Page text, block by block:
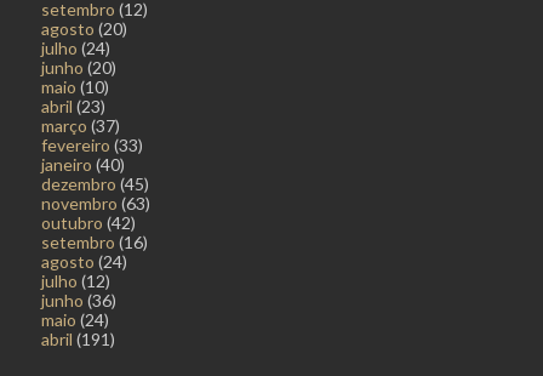
setembro (12)
agosto (20)
julho (24)
junho (20)
maio (10)
abril (23)
março (37)
fevereiro (33)
janeiro (40)
dezembro (45)
novembro (63)
outubro (42)
setembro (16)
agosto (24)
julho (12)
junho (36)
maio (24)
abril (191)